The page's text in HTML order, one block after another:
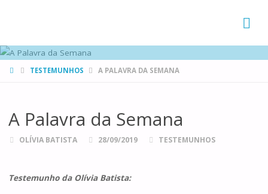
HOMETESTEMUNHOS A PALAVRA DA SEMANA
A Palavra da Semana
OLÍVIA BATISTA 28/09/2019 TESTEMUNHOS
Testemunho da Olívia Batista: